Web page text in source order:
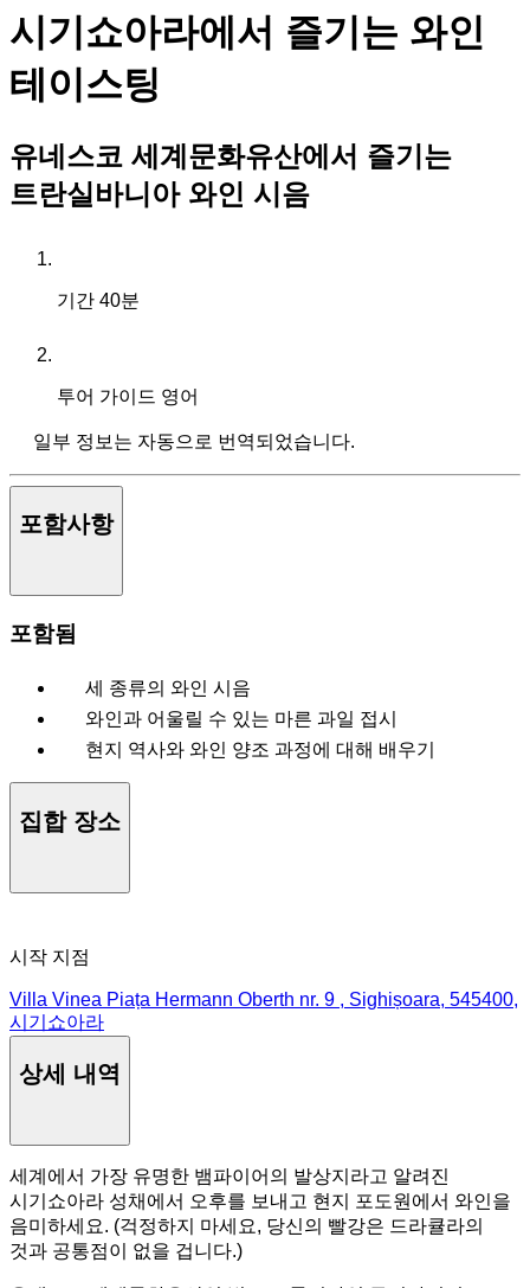
시기쇼아라에서 즐기는 와인
테이스팅
유네스코 세계문화유산에서 즐기는
트란실바니아 와인 시음
기간 40분
투어 가이드 영어
일부 정보는 자동으로 번역되었습니다.
포함사항
포함됨
세 종류의 와인 시음
와인과 어울릴 수 있는 마른 과일 접시
현지 역사와 와인 양조 과정에 대해 배우기
집합 장소
시작 지점
Villa Vinea Piața Hermann Oberth nr. 9 , Sighișoara, 545400,
시기쇼아라
상세 내역
세계에서 가장 유명한 뱀파이어의 발상지라고 알려진
시기쇼아라 성채에서 오후를 보내고 현지 포도원에서 와인을
음미하세요. (걱정하지 마세요, 당신의 빨강은 드라큘라의
것과 공통점이 없을 겁니다.)